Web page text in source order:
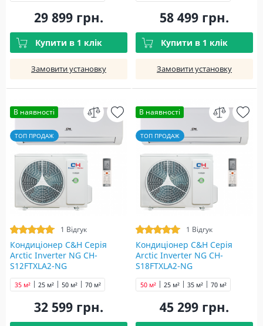
29 899 грн.
Купити в 1 клік
Замовити установку
58 499 грн.
Купити в 1 клік
Замовити установку
В наявності
ТОП ПРОДАЖ
1 Відгук
Кондиціонер C&H Серія
Arctic Inverter NG CH-
S12FTXLA2-NG
25 м²
35 м² 50 м² 70 м²
32 599 грн.
В наявності
ТОП ПРОДАЖ
1 Відгук
Кондиціонер C&H Серія
Arctic Inverter NG CH-
S18FTXLA2-NG
25 м² 35 м²
50 м² 70 м²
45 299 грн.